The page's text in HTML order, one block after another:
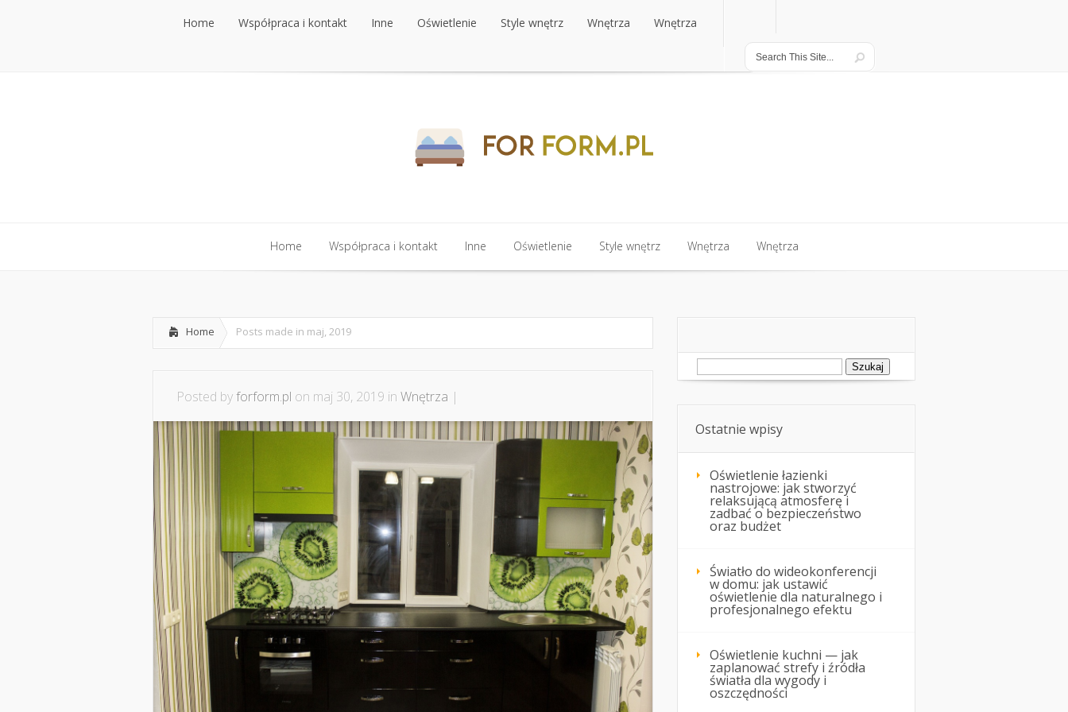
Home Współpraca i kontakt
Współpraca i kontakt
Inne
Inne
Oświetlenie
Oświetlenie
Style wnętrz
Style wnętrz
Wnętrza
Wnętrza
Wnętrza
Wnętrza
Home Współpraca i kontakt Inne Oświetlenie Style wnętrz Wnętrza Wnętrza
Home Posts made in maj, 2019
Posted byforform.pl on maj 30, 2019 in Wnętrza |
Szukaj:
Ostatnie wpisy
Oświetlenie łazienki
nastrojowe: jak stworzyć
relaksującą atmosferę i
zadbać o bezpieczeństwo
oraz budżet
Światło do wideokonferencji
w domu: jak ustawić
oświetlenie dla naturalnego i
profesjonalnego efektu
Oświetlenie kuchni — jak
zaplanować strefy i źródła
światła dla wygody i
oszczędności